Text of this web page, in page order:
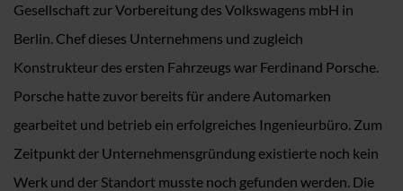
Gesellschaft zur Vorbereitung des Volkswagens mbH in
Berlin. Chef dieses Unternehmens und zugleich
Konstrukteur des ersten Fahrzeugs war Ferdinand Porsche.
Porsche hatte zuvor bereits für andere Automarken
gearbeitet und betrieb ein erfolgreiches Ingenieurbüro. Zum
Zeitpunkt der Unternehmensgründung existierte noch kein
Werk und der Standort musste noch gefunden werden. Die